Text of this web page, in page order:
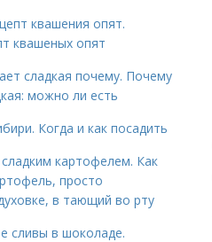
квашения опят.
квашеных опят
сладкая почему. Почему
можно ли есть
Когда и как посадить
картофелем. Как
просто
в тающий во рту
сливы в шоколаде.